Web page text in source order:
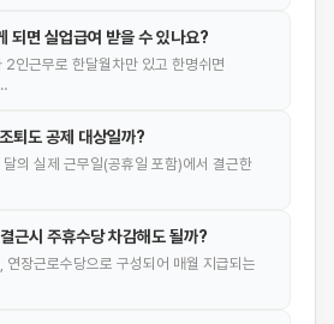
되면 실업급여 받을 수 있나요?
인근무로 한달월차만 있고 한명쉬면
퇴도 공제 대상일까?
의 실제 근무일(공휴일 포함)에서 결근한
근시 주휴수당 차감해도 될까?
연장근로수당으로 구성되어 매월 지급되는